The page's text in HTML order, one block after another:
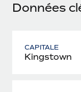
Données
CAPITALE
Kingstown